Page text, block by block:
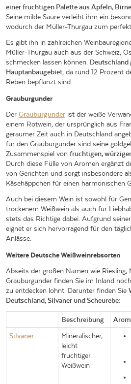
einer fruchtigen Palette aus Äpfeln,
Seine milde Säure verleiht ihm ein
wodurch der Müller-Thurgau zum
Es gibt ihn in zahlreichen
Müller-Thurgau auch aus der Schweiz,
schmecken lassen können. Deutschland
Hauptanbaugebiet, da rund 12 Prozent
Reben bepflanzt sind.
Grauburgunder
Der Grauburgunder ist der weiße
einem Rotwein, der ursprünglich aus
geraumer Zeit auch in Deutschland
für den Grauburgunder sind seine
Zusammenspiel von fruchtigen,
Durch diese Fülle von Aromen ergänzt
von Gerichten und sorgt insbesondere
Käsehäppchen für einen harmonischen
Auch bei diesem Wein ist sowohl für
trockenem Weißwein als auch für
stets das Richtige dabei. Aufgrund
eignet er sich hervorragend für den
Anlässe.
Weitere Deutsche Weißweinrebsorten
Abseits der großen Namen wie Riesling,
Grauburgunder finden Sie im Inland
zu entdecken lohnt. Darunter finden Sie
Deutschland, Silvaner und Scheurebe:
Beschreibung
Silvaner
Mineralischer,
leicht
fruchtiger
Weißwein